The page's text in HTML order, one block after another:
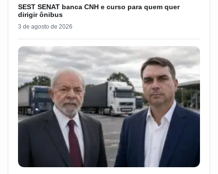
SEST SENAT banca CNH e curso para quem quer
dirigir ônibus
3 de agosto de 2026